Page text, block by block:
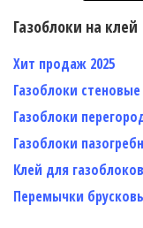
Газоблоки на клей
Хит продаж 2025
Газоблоки стеновые
Газоблоки
Газоблоки
Клей для газоблоков
Перемычки